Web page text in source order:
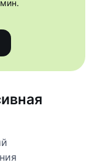
мин.